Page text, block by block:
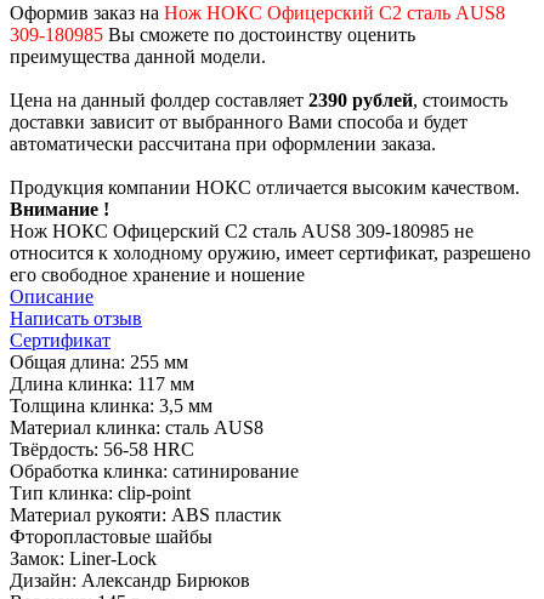
Оформив заказ на Нож НОКС Офицерский С2 сталь AUS8
309-180985 Вы сможете по достоинству оценить
преимущества данной модели.
Цена на данный фолдер составляет 2390 рублей, стоимость
доставки зависит от выбранного Вами способа и будет
автоматически рассчитана при оформлении заказа.
Продукция компании НОКС отличается высоким качеством.
Внимание !
Нож НОКС Офицерский С2 сталь AUS8 309-180985 не
относится к холодному оружию, имеет сертификат, разрешено
его свободное хранение и ношение
Описание
Написать отзыв
Сертификат
Общая длина: 255 мм
Длина клинка: 117 мм
Толщина клинка: 3,5 мм
Материал клинка: сталь AUS8
Твёрдость: 56-58 HRC
Обработка клинка: сатинирование
Тип клинка: clip-point
Материал рукояти: ABS пластик
Фторопластовые шайбы
Замок: Liner-Lock
Дизайн: Александр Бирюков